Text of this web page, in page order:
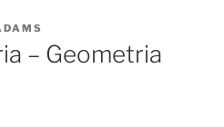
– Geometria